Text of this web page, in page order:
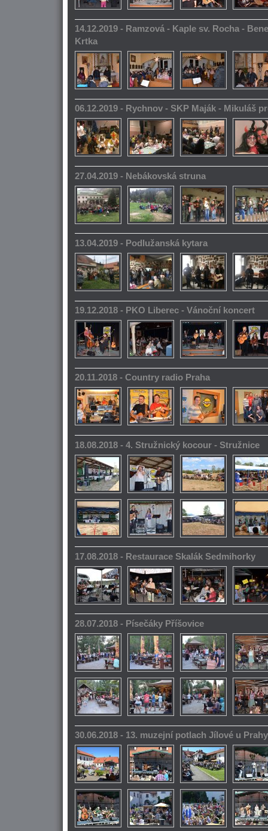
14.12.2019 - Ramzová - Kaple sv. Rocha -
Krtka
06.12.2019 - Rychnov - SKP Maják - Mikuláš
27.04.2019 - Nebákovská struna
13.04.2019 - Podlužanská kytara
19.12.2018 - PKO Liberec - Vánoční koncert
20.11.2018 - Country radio Praha
18.08.2018 - 4. Stružnický kocour - Stružnice
17.08.2018 - Restaurace Skalák Sedmihorky
28.07.2018 - Písečáky Příšovice
30.06.2018 - 13. muzejní potlach Jílové u Prahy